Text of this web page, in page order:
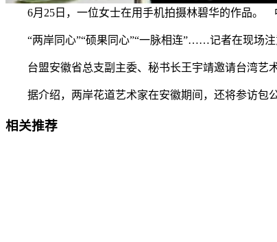
6月25日，一位女士在用手机拍摄林碧华的作品。
“两岸同心”“硕果同心”“一脉相连”……记者在现场注
台盟安徽省总支副主委、秘书长王宇靖邀请台湾艺术
据介绍，两岸花道艺术家在安徽期间，还将参访包
相关推荐